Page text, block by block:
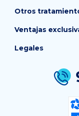
Otros
Ventajas
Legales